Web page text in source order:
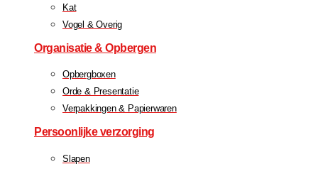
Kat
Vogel & Overig
Organisatie & Opbergen
Opbergboxen
Orde & Presentatie
Verpakkingen & Papierwaren
Persoonlijke verzorging
Slapen